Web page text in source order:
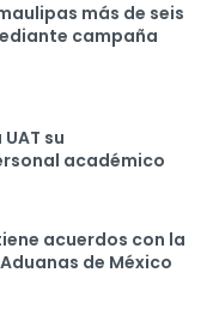
más de seis
campaña
su
académico
acuerdos con la
de México